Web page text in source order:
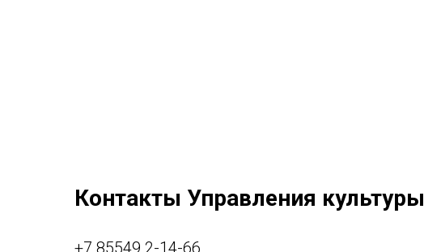
Контакты Управления культуры
+7 85549 2-14-66